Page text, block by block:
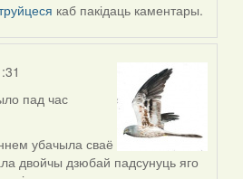
каб пакідаць каментары.
пад час
убачыла сваё
двойчы дзюбай падсунуць яго